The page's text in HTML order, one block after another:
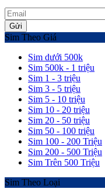
Gửi
Sim Theo Giá
Sim dưới 500k
Sim 500k - 1 triệu
Sim 1 - 3 triệu
Sim 3 - 5 triệu
Sim 5 - 10 triệu
Sim 10 - 20 triệu
Sim 20 - 50 triệu
Sim 50 - 100 triệu
Sim 100 - 200 Triệu
Sim 200 - 500 Triệu
Sim Trên 500 Triệu
Sim Theo Loại